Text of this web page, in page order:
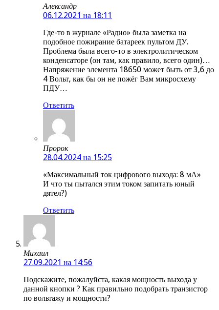
Александр
06.12.2021 на 18:11
Где-то в журнале «Радио» была заметка на
подобное пожирание батареек пультом ДУ.
Проблема была всего-то в электролитическом
конденсаторе (он там, как правило, всего один)…
Напряжение элемента 18650 может быть от 3,6 до
4 Вольт, как бы он не пожёг Вам микросхему
ПДУ…
Ответить
Пророк
28.04.2024 на 15:25
«Максимальный ток цифрового выхода: 8 мА»
И что ты пытался этим током запитать юный
дятел?)
Ответить
Михаил
27.09.2021 на 14:56
Подскажите, пожалуйста, какая мощность выхода у
данной кнопки ? Как правильно подобрать транзистор
по вольтажу и мощности?